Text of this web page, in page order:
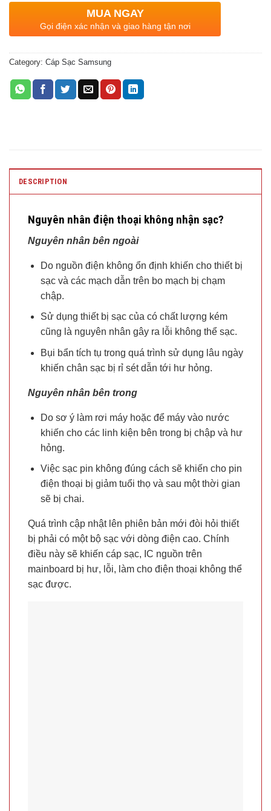
MUA NGAY
Gọi điện xác nhận và giao hàng tận nơi
Category: Cáp Sạc Samsung
DESCRIPTION
Nguyên nhân điện thoại không nhận sạc?
Nguyên nhân bên ngoài
Do nguồn điện không ổn định khiến cho thiết bị
sạc và các mạch dẫn trên bo mạch bị chạm
chập.
Sử dụng thiết bị sạc của có chất lượng kém
cũng là nguyên nhân gây ra lỗi không thể sạc.
Bụi bẩn tích tụ trong quá trình sử dụng lâu ngày
khiến chân sạc bị rỉ sét dẫn tới hư hỏng.
Nguyên nhân bên trong
Do sơ ý làm rơi máy hoặc để máy vào nước
khiến cho các linh kiện bên trong bị chập và hư
hỏng.
Việc sạc pin không đúng cách sẽ khiến cho pin
điện thoại bị giảm tuổi thọ và sau một thời gian
sẽ bị chai.
Quá trình cập nhật lên phiên bản mới đòi hỏi thiết
bị phải có một bộ sạc với dòng điện cao. Chính
điều này sẽ khiến cáp sạc, IC nguồn trên
mainboard bị hư, lỗi, làm cho điện thoại không thể
sạc được.